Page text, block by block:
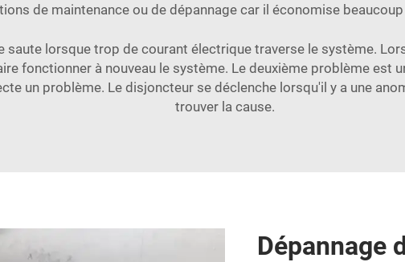
de maintenance ou de dépannage car il économise
saute lorsque trop de courant électrique traverse le système.
fonctionner à nouveau le système. Le deuxième problème est
un problème. Le disjoncteur se déclenche lorsqu'il y a une
trouver la cause.
Dépannage